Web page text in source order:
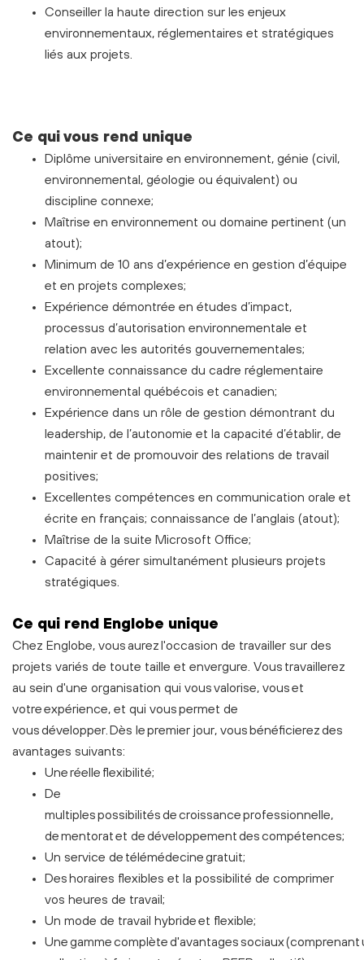
Conseiller la haute direction sur les enjeux
environnementaux, réglementaires et stratégiques
liés aux projets.
Ce qui vous rend unique
Diplôme universitaire en environnement, génie (civil,
environnemental, géologie ou équivalent) ou
discipline connexe;
Maîtrise en environnement ou domaine pertinent (un
atout);
Minimum de 10 ans d’expérience en gestion d’équipe
et en projets complexes;
Expérience démontrée en études d’impact,
processus d’autorisation environnementale et
relation avec les autorités gouvernementales;
Excellente connaissance du cadre réglementaire
environnemental québécois et canadien;
Expérience dans un rôle de gestion démontrant du
leadership, de l’autonomie et la capacité d’établir, de
maintenir et de promouvoir des relations de travail
positives;
Excellentes compétences en communication orale et
écrite en français; connaissance de l’anglais (atout);
Maîtrise de la suite Microsoft Office;
Capacité à gérer simultanément plusieurs projets
stratégiques.
Ce qui rend Englobe unique
Chez Englobe, vous aurez l'occasion de travailler sur des
projets variés de toute taille et envergure. Vous travaillerez
au sein d'une organisation qui vous valorise, vous et
votre expérience, et qui vous permet de
vous développer. Dès le premier jour, vous bénéficierez des
avantages suivants:
Une réelle flexibilité;
De
multiples possibilités de croissance professionnelle,
de mentorat et de développement des compétences;
Un service de télémédecine gratuit;
Des horaires flexibles et la possibilité de comprimer
vos heures de travail;
Un mode de travail hybride et flexible;
Une gamme complète d'avantages sociaux (comprenant